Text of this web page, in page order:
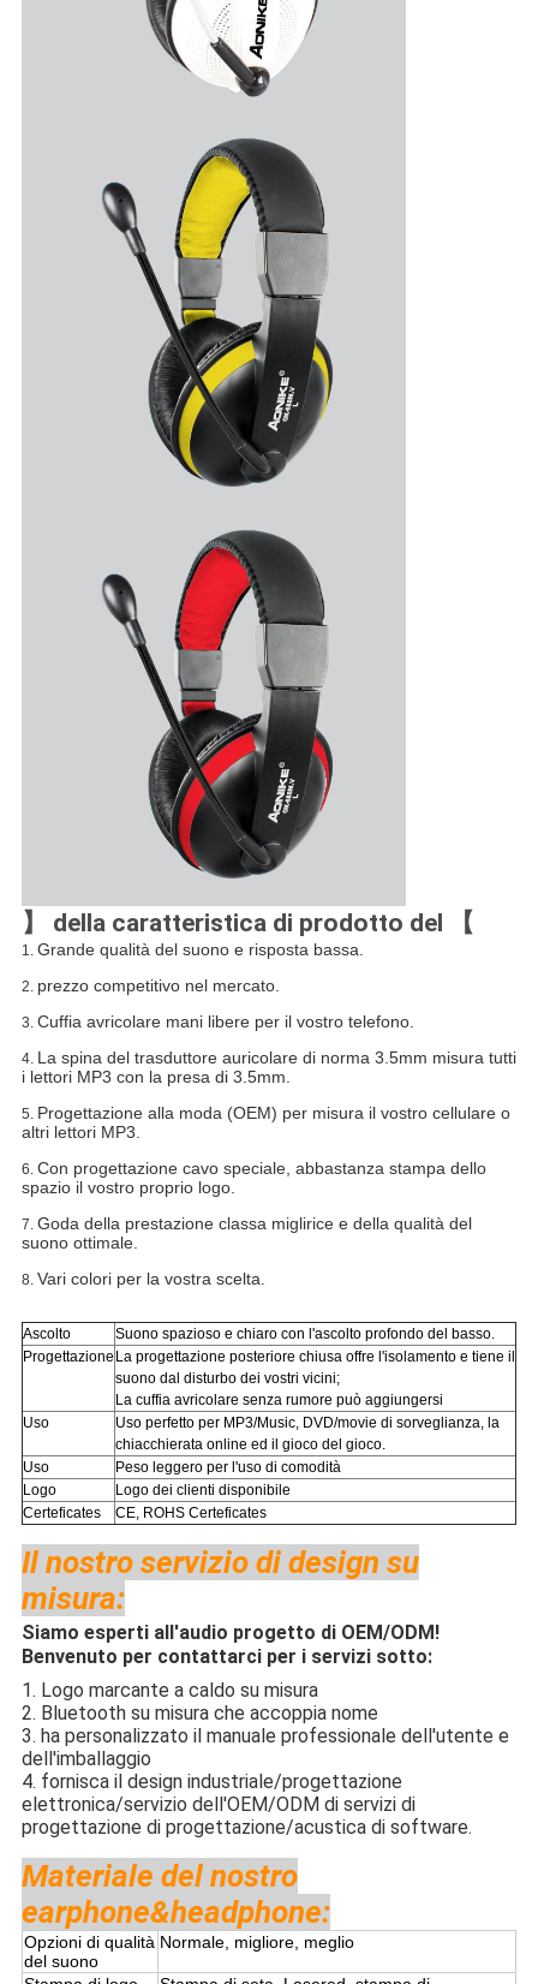
】 della caratteristica di prodotto del 【
1. Grande qualità del suono e risposta bassa.
2. prezzo competitivo nel mercato.
3. Cuffia avricolare mani libere per il vostro telefono.
4. La spina del trasduttore auricolare di norma 3.5mm misura tutti
i lettori MP3 con la presa di 3.5mm.
5. Progettazione alla moda (OEM) per misura il vostro cellulare o
altri lettori MP3.
6. Con progettazione cavo speciale, abbastanza stampa dello
spazio il vostro proprio logo.
7. Goda della prestazione classa miglirice e della qualità del
suono ottimale.
8. Vari colori per la vostra scelta.
Ascolto
Suono spazioso e chiaro con l'ascolto profondo del basso.
Progettazione La progettazione posteriore chiusa offre l'isolamento e tiene il
suono dal disturbo dei vostri vicini;
La cuffia avricolare senza rumore può aggiungersi
Uso
Uso perfetto per MP3/Music, DVD/movie di sorveglianza, la
chiacchierata online ed il gioco del gioco.
Uso
Peso leggero per l'uso di comodità
Logo
Logo dei clienti disponibile
Certeficates
CE, ROHS Certeficates
Il nostro servizio di design su
misura:
Siamo esperti all'audio progetto di OEM/ODM!
Benvenuto per contattarci per i servizi sotto:
1. Logo marcante a caldo su misura
2. Bluetooth su misura che accoppia nome
3. ha personalizzato il manuale professionale dell'utente e
dell'imballaggio
4. fornisca il design industriale/progettazione
elettronica/servizio dell'OEM/ODM di servizi di
progettazione di progettazione/acustica di software.
Materiale del nostro
earphone&headphone:
Opzioni di qualità
del suono
Normale, migliore, meglio